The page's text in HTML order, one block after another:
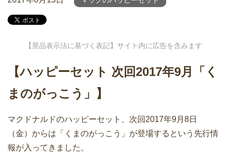
【景品表示法に基づく表記】サイト内に広告を含みます
【ハッピーセット 次回2017年9月「く
まのがっこう」】
マクドナルドのハッピーセット、次回2017年9月8日
（金）からは「くまのがっこう」が登場するという先行情
報が入ってきました。